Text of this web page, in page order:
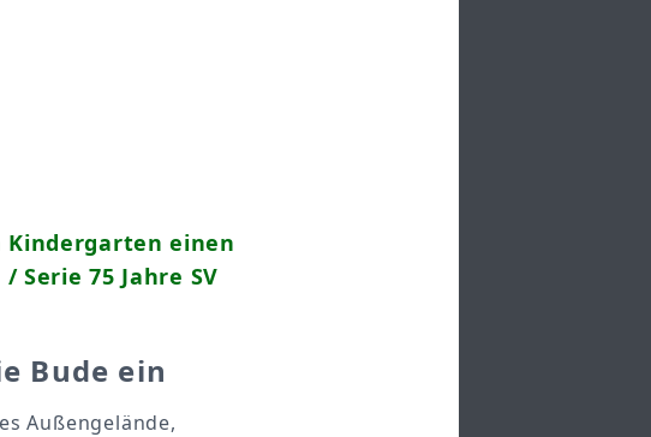
Kindergarten einen
75 Jahre SV
Bude ein
Außengelände,